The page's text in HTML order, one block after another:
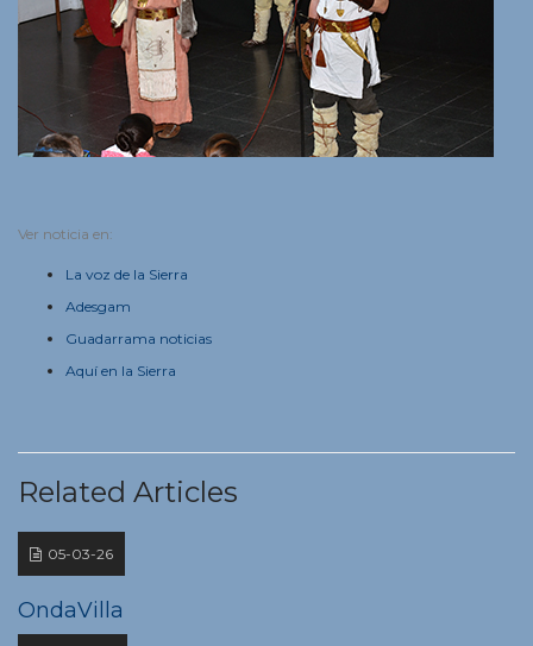
Ver noticia en:
La voz de la Sierra
Adesgam
Guadarrama noticias
Aquí en la Sierra
Related Articles
05-03-26
OndaVilla